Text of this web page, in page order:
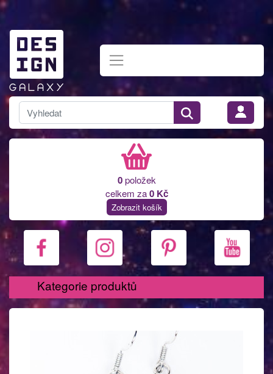
0položek
celkem za0 Kč
Zobrazit košík
Kategorie produktů